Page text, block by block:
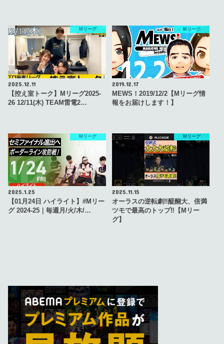
Mリーグ
2025.12.11
【控え室トーク】Mリーグ2025-
26 12/11(木) TEAM雷電2…
Mリーグ
2019.12.17
MEWS！2019/12/2【Mリーグ情
報をお届けします！】
Mリーグ
2025.1.25
【01月24日 ハイライト】#Mリー
グ 2024-25｜毎週月/火/木/…
Mリーグ
2025.11.15
オーラスの逆転劇‼醍醐大、倍満
ツモで最高のトップ‼【Mリー
グ】